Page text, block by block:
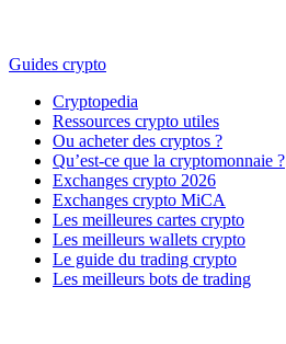
Guides crypto
Cryptopedia
Ressources crypto utiles
Ou acheter des cryptos ?
Qu’est-ce que la cryptomonnaie ?
Exchanges crypto 2026
Exchanges crypto MiCA
Les meilleures cartes crypto
Les meilleurs wallets crypto
Le guide du trading crypto
Les meilleurs bots de trading